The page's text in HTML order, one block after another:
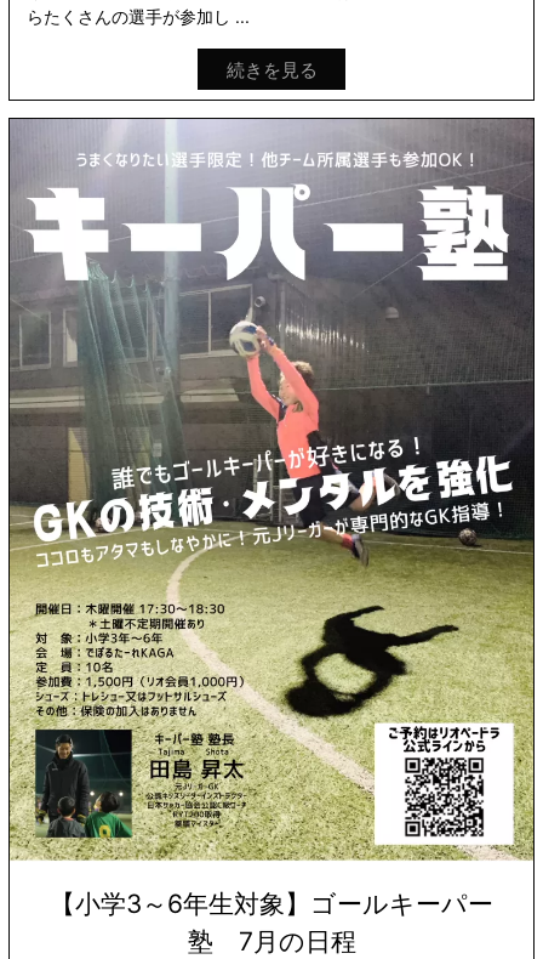
らたくさんの選手が参加し ...
続きを見る
【小学3～6年生対象】ゴールキーパー
塾 7月の日程